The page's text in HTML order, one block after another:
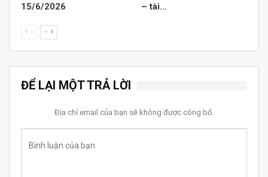
15/6/2026
– tài…
-- --
ĐỂ LẠI MỘT TRẢ LỜI
Địa chỉ email của bạn sẽ không được công bố.